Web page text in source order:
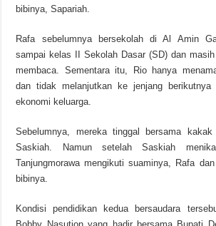
bibinya, Sapariah.
Rafa sebelumnya bersekolah di Al Amin
sampai kelas II Sekolah Dasar (SD) dan
membaca. Sementara itu, Rio hanya
dan tidak melanjutkan ke jenjang berikutnya
ekonomi keluarga.
Sebelumnya, mereka tinggal bersama kakak
Saskiah. Namun setelah Saskiah
Tanjungmorawa mengikuti suaminya, Rafa
bibinya.
Kondisi pendidikan kedua bersaudara